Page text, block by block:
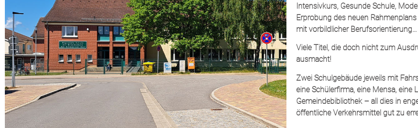
Intensivkurs, Gesunde Schule,
Erprobung des neuen
mit vorbildlicher Berufsorientierung…
Viele Titel, die doch nicht zum
ausmacht!
Zwei Schulgebäude jeweils mit
eine Schülerfirma, eine Mensa, eine
Gemeindebibliothek – all dies in
öffentliche Verkehrsmittel gut zu